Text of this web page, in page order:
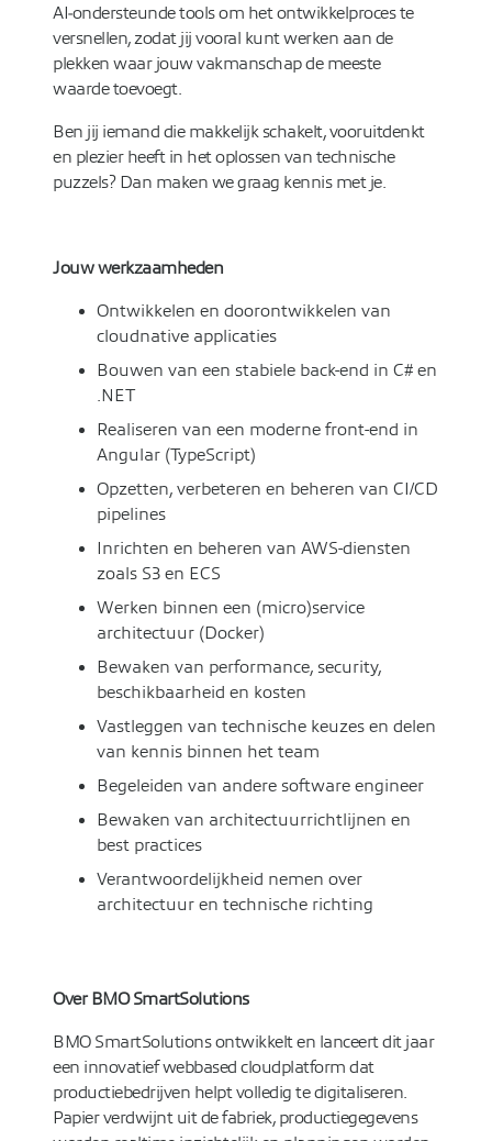
AI‑ondersteunde tools om het ontwikkelproces te
versnellen, zodat jij vooral kunt werken aan de
plekken waar jouw vakmanschap de meeste
waarde toevoegt.
Ben jij iemand die makkelijk schakelt, vooruitdenkt
en plezier heeft in het oplossen van technische
puzzels? Dan maken we graag kennis met je.
Jouw werkzaamheden
Ontwikkelen en doorontwikkelen van
cloudnative applicaties
Bouwen van een stabiele back-end in C# en
.NET
Realiseren van een moderne front-end in
Angular (TypeScript)
Opzetten, verbeteren en beheren van CI/CD
pipelines
Inrichten en beheren van AWS-diensten
zoals S3 en ECS
Werken binnen een (micro)service
architectuur (Docker)
Bewaken van performance, security,
beschikbaarheid en kosten
Vastleggen van technische keuzes en delen
van kennis binnen het team
Begeleiden van andere software engineer
Bewaken van architectuurrichtlijnen en
best practices
Verantwoordelijkheid nemen over
architectuur en technische richting
Over BMO SmartSolutions
BMO SmartSolutions ontwikkelt en lanceert dit jaar
een innovatief webbased cloudplatform dat
productiebedrijven helpt volledig te digitaliseren.
Papier verdwijnt uit de fabriek, productiegegevens